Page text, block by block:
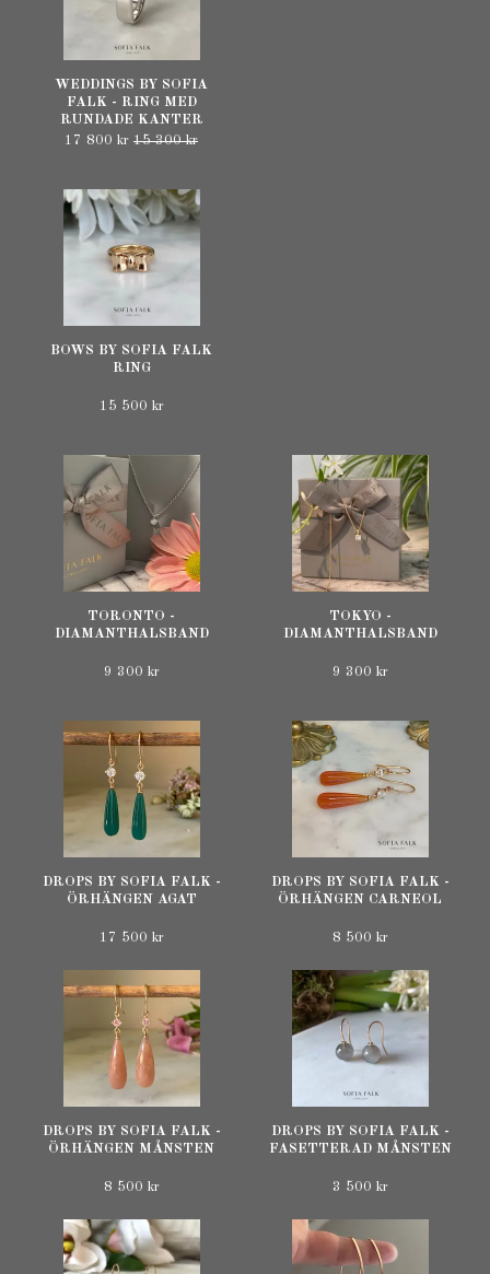
WEDDINGS BY SOFIA
FALK - RING MED
RUNDADE KANTER
17 800 kr 15 300 kr
BOWS BY SOFIA FALK
RING
15 500 kr
TORONTO -
DIAMANTHALSBAND
9 300 kr
TOKYO -
DIAMANTHALSBAND
9 300 kr
DROPS BY SOFIA FALK -
ÖRHÄNGEN AGAT
17 500 kr
DROPS BY SOFIA FALK -
ÖRHÄNGEN CARNEOL
8 500 kr
DROPS BY SOFIA FALK -
ÖRHÄNGEN MÅNSTEN
8 500 kr
DROPS BY SOFIA FALK -
FASETTERAD MÅNSTEN
3 500 kr